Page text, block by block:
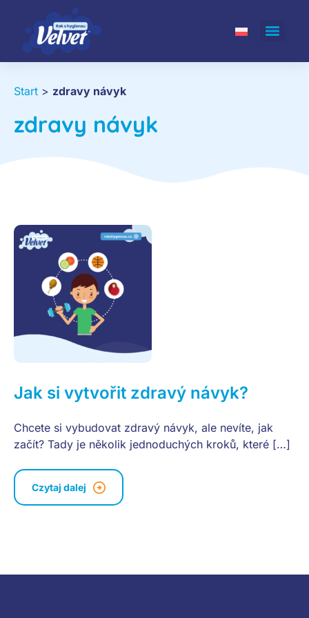
Start > zdravy návyk
zdravy návyk
Jak si vytvořit zdravý návyk?
Chcete si vybudovat zdravý návyk, ale nevíte, jak
začít? Tady je několik jednoduchých kroků, které […]
Czytaj dalej